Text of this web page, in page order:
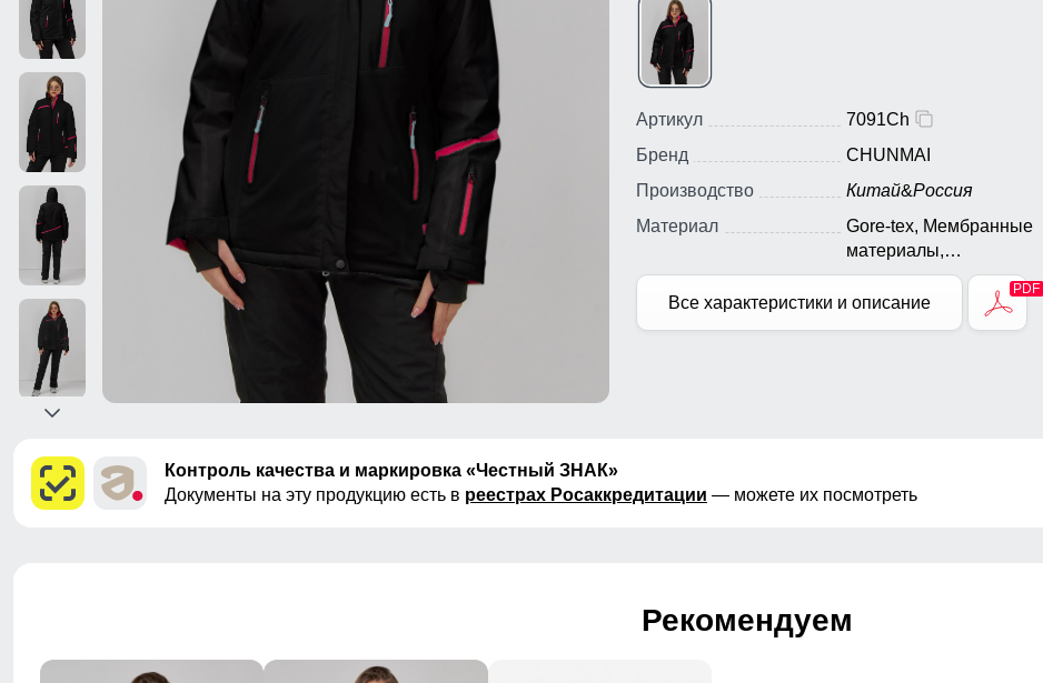
Артикул
7091Ch
Бренд
CHUNMAI
Производство
Китай&Россия
Материал
Gore-tex, Мембранные
материалы,
Натуральные
материалы, Полиэстер,
Плащевка, Тефлон,
Все характеристики и описание
Контроль качества и маркировка «Честный ЗНАК»
Документы на эту продукцию есть в реестрах Росаккредитации — можете их посмотреть
Рекомендуем